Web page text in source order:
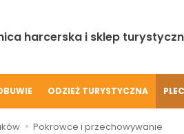
harcerska i sklep
ODZIEŻ TURYSTYCZNA
Pokrowce i przechowywanie